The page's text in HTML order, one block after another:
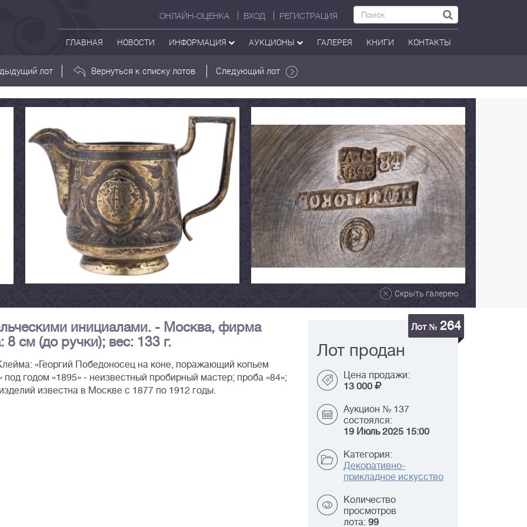
ОНЛАЙН-ОЦЕНКА ВХОД РЕГИСТРАЦИЯ
ГЛАВНАЯ НОВОСТИ ИНФОРМАЦИЯ АУКЦИОНЫ ГАЛЕРЕЯ КНИГИ КОНТАКТЫ
лот Вернуться к списку лотов Следующий лот
Скрыть галерею
инициалами. - Москва, фирма
см (до ручки); вес: 133 г.
«Георгий Победоносец на коне, поражающий копьем
годом «1895» - неизвестный пробирный мастер; проба «84»;
известна в Москве с 1877 по 1912 годы.
Лот № 264
Лот продан
Цена продажи:
13 000
Аукцион № 137
состоялся:
19 Июль 2025 15:00
Категория:
Декоративно-
прикладное искусство
Количество
просмотров
лота: 99